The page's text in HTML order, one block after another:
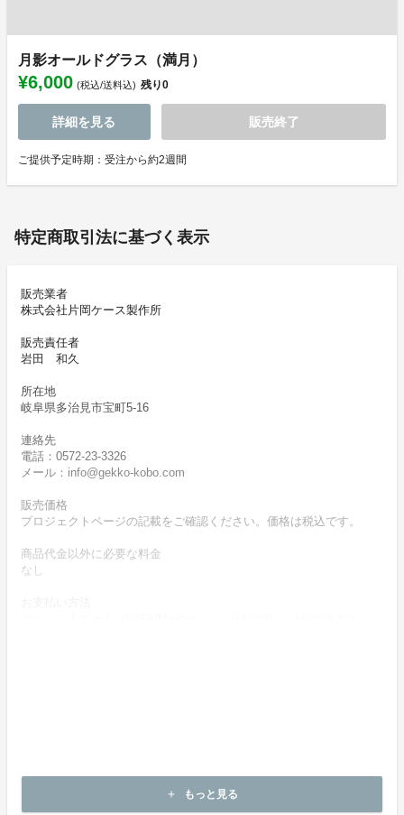
月影オールドグラス（満月）
¥6,000 (税込/送料込) 残り0
詳細を見る 販売終了
ご提供予定時期：受注から約2週間
特定商取引法に基づく表示
販売業者
株式会社片岡ケース製作所
販売責任者
岩田 和久
所在地
岐阜県多治見市宝町5-16
連絡先
電話：0572-23-3326
メール：info@gekko-kobo.com
販売価格
プロジェクトページの記載をご確認ください。価格は税込です。
商品代金以外に必要な料金
なし
キャンセルはできません。
決済完了後の返金は一切できません。
add もっと見る